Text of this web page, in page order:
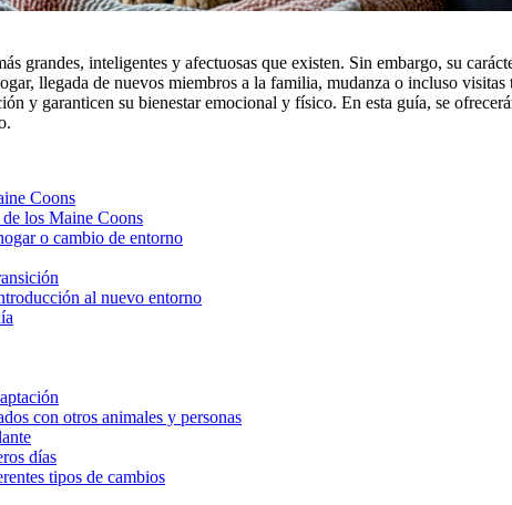
grandes, inteligentes y afectuosas que existen. Sin embargo, su
llegada de nuevos miembros a la familia, mudanza o incluso
y garanticen su bienestar emocional y físico. En esta guía, se
Coons
los Maine Coons
o cambio de entorno
al nuevo entorno
con otros animales y personas
días
tipos de cambios